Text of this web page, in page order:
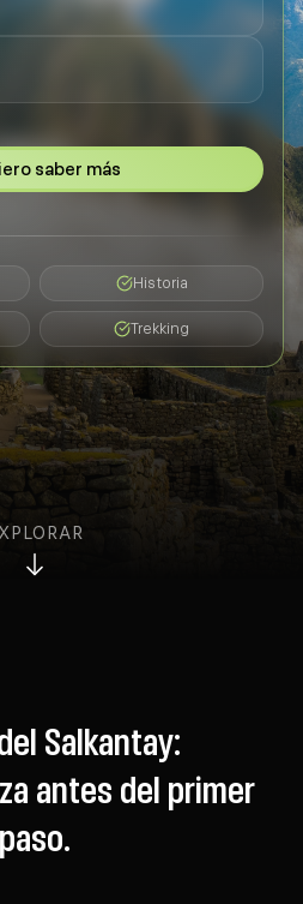
saber más
Historia
Trekking
Salkantay:
antes del primer
paso.